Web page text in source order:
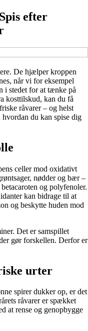
efter
De hjælper kroppen
når vi for eksempel
i stedet for at tænke på
kosttilskud, kan du få
råvarer – og helst
du kan spise dig
celler mod oxidativt
nødder og bær –
og polyfenoler.
kan bidrage til at
og beskytte huden mod
Det er samspillet
gør forskellen. Derfor er
urter
spirer dukker op, er det
råvarer er spækket
at rense og genopbygge